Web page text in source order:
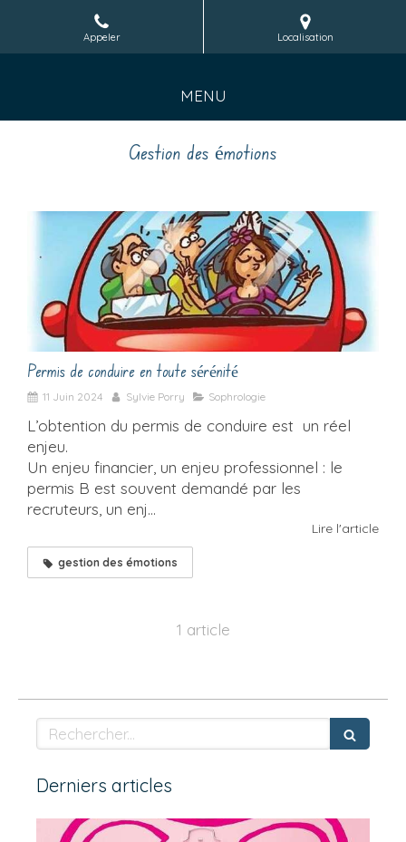
Appeler Localisation
MENU
Gestion des émotions
Permis de conduire en toute sérénité
11 Juin 2024 Sylvie Porry Sophrologie
L’obtention du permis de conduire est un réel
enjeu.
Un enjeu financier, un enjeu professionnel : le
permis B est souvent demandé par les
recruteurs, un enj...
Lire l'article
gestion des émotions
1 article
Rechercher
Derniers articles